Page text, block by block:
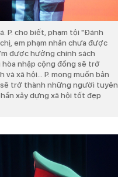
P. cho biết, phạm tội "Đánh
em phạm nhân chưa được
được hưởng chính sách
hòa nhập cộng đồng sẽ trở
xã hội... P. mong muốn bản
trở thành những người tuyên
xây dựng xã hội tốt đẹp